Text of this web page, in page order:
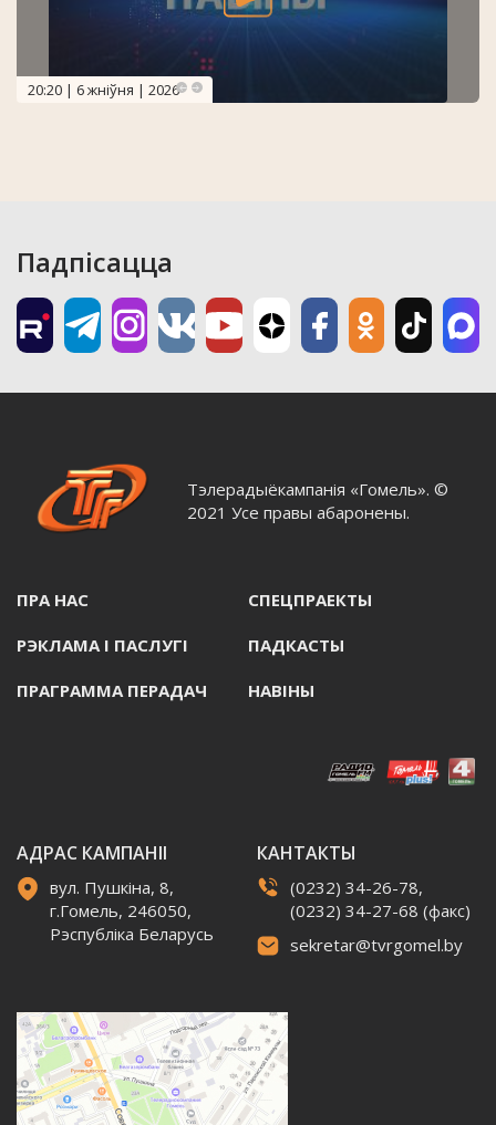
20:20 | 6 жніўня | 2026
Падпісацца
Тэлерадыёкампанія «Гомель». ©
2021 Усе правы абаронены.
ПРА НАС СПЕЦПРАЕКТЫ
РЭКЛАМА I ПАСЛУГI ПАДКАСТЫ
ПРАГРАММА ПЕРАДАЧ НАВIНЫ
АДРАС КАМПАНІІ
вул. Пушкіна, 8,
г.Гомель, 246050,
Рэспубліка Беларусь
КАНТАКТЫ
(0232) 34-26-78,
(0232) 34-27-68 (факс)
sekretar@tvrgomel.by